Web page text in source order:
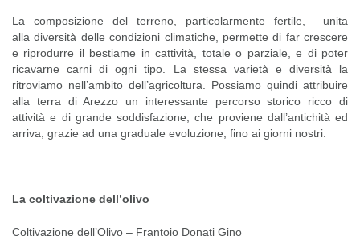
La composizione del terreno, particolarmente fertile, unita
alla diversità delle condizioni climatiche, permette di far crescere
e riprodurre il bestiame in cattività, totale o parziale, e di poter
ricavarne carni di ogni tipo. La stessa varietà e diversità la
ritroviamo nell’ambito dell’agricoltura. Possiamo quindi attribuire
alla terra di Arezzo un interessante percorso storico ricco di
attività e di grande soddisfazione, che proviene dall’antichità ed
arriva, grazie ad una graduale evoluzione, fino ai giorni nostri.
La coltivazione dell’olivo
Coltivazione dell’Olivo – Frantoio Donati Gino